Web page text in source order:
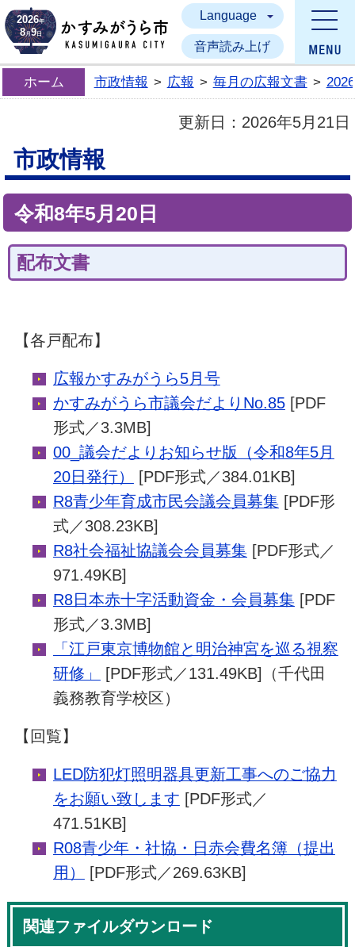
かすみがうら市
2026年
8月9日
Language
音声読み上げ
ホーム 市政情報 > 広報 > 毎月の広報文書 >
更新日： 2026年5月21日
市政情報
令和8年5月20日
配布文書
【各戸配布】
広報かすみがうら5月号
かすみがうら市議会だよりNo.85[PDF
形式／3.3MB]
00_議会だよりお知らせ版（令和8年5月
20日発行）
[PDF形式／384.01KB]
R8青少年育成市民会議会員募集 [PDF形
式／308.23KB]
R8社会福祉協議会会員募集 [PDF形式／
971.49KB]
R8日本赤十字活動資金・会員募集 [PDF
形式／3.3MB]
「江戸東京博物館と明治神宮を巡る視察
研修」
[PDF形式／131.49KB]（千代田
義務教育学校区）
【回覧】
LED防犯灯照明器具更新工事へのご協力
をお願い致します [PDF形式／
471.51KB]
R08青少年・社協・日赤会費名簿（提出
用）
[PDF形式／269.63KB]
関連ファイルダウンロード